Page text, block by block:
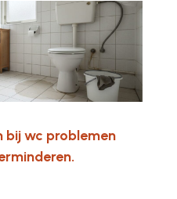
bij wc problemen